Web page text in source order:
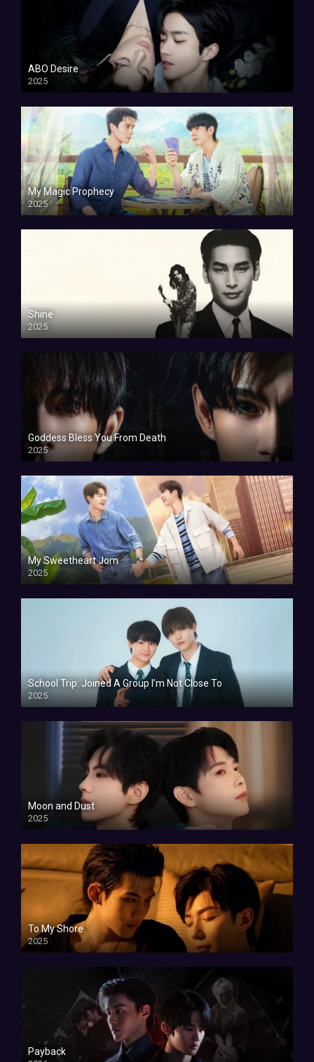
ABO Desire
2025
My Magic Prophecy
2025
Shine
2025
Goddess Bless You From Death
2025
My Sweetheart Jom
2025
School Trip: Joined A Group I’m Not Close To
2025
Moon and Dust
2025
To My Shore
2025
Payback